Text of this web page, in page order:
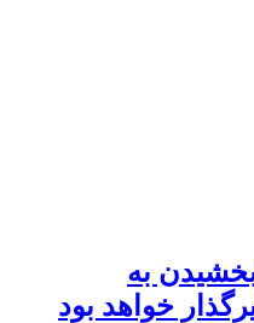
به‌
خواهد بود